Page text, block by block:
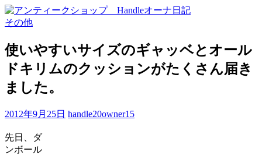
その他
使いやすいサイズのギャッベとオール
ドキリムのクッションがたくさん届き
ました。
2012年9月25日 handle20owner15
先日、ダ
ンボール